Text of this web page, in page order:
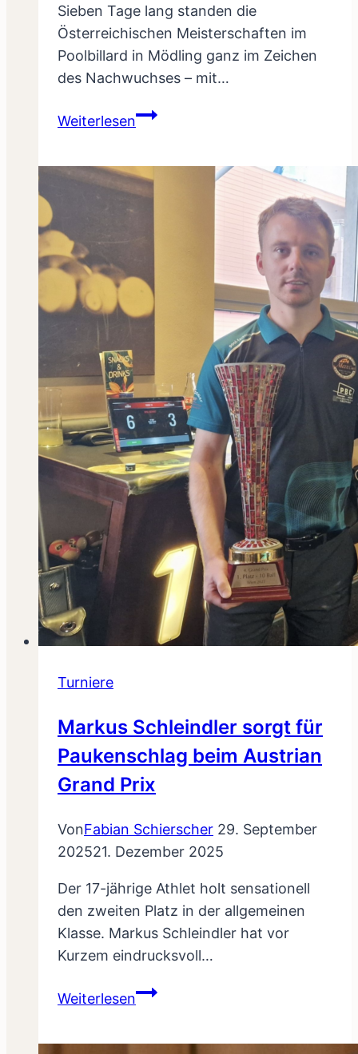
Sieben Tage lang standen die
Österreichischen Meisterschaften im
Poolbillard in Mödling ganz im Zeichen
des Nachwuchses – mit…
WeiterlesenVorarlbergs
bei
den
Staatsmeisterschaften
Turniere
Markus Schleindler sorgt für
Paukenschlag beim Austrian
Grand Prix
VonFabian Schierscher 29. September
202521. Dezember 2025
Der 17-jährige Athlet holt sensationell
den zweiten Platz in der allgemeinen
Klasse. Markus Schleindler hat vor
Kurzem eindrucksvoll…
WeiterlesenMarkus